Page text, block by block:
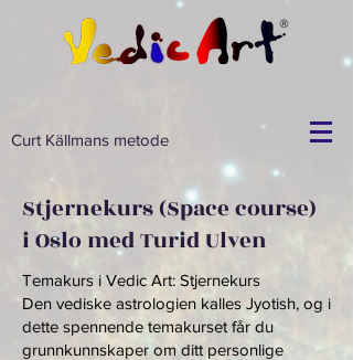
Curt Källmans metode
Stjernekurs (Space course)
i Oslo med Turid Ulven
Temakurs i Vedic Art: Stjernekurs
Den vediske astrologien kalles Jyotish, og i
dette spennende temakurset får du
grunnkunnskaper om ditt personlige